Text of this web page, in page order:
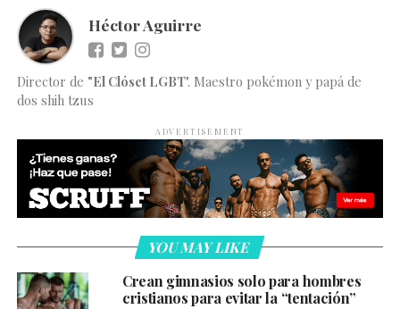
Héctor Aguirre
Director de "El Clóset LGBT". Maestro pokémon y papá de
dos shih tzus
ADVERTISEMENT
YOU MAY LIKE
Crean gimnasios solo para hombres
cristianos para evitar la “tentación”